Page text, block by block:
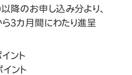
降のお申し込み分より、
3カ月間にわたり進呈
ント
ント